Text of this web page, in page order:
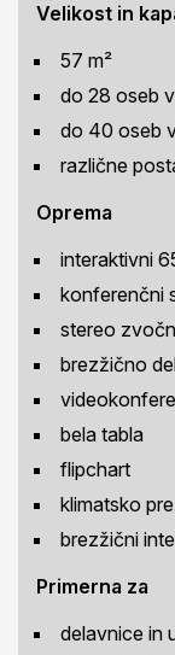
Velikost in
57 m²
do 28 oseb
do 40 oseb
različne
Oprema
interaktivni
konferenčni
stereo
brezžično
bela tabla
flipchart
klimatsko
brezžični
Primerna za
delavnice in